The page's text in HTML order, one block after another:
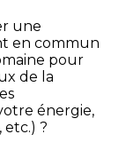
une
en commun
pour
de la
énergie,
?